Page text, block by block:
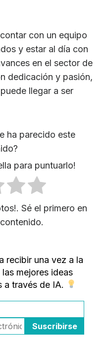
con un equipo
y estar al día con
en el sector de
dedicación y pasión,
llegar a ser
ha parecido este
para puntuarlo!
Sé el primero en
recibir una vez a la
mejores ideas
a través de IA.